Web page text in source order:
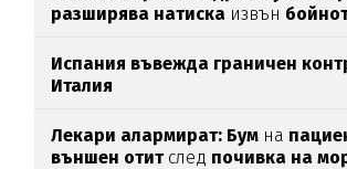
разширява натиска извън
Испания въвежда граничен
Италия
Лекари алармират: Бум на
външен отитслед почивка на